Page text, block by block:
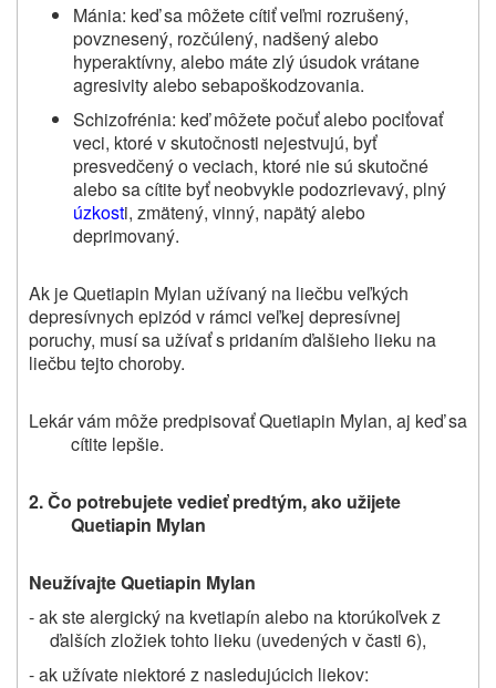
Mánia: keď sa môžete cítiť veľmi rozrušený,
povznesený, rozčúlený, nadšený alebo
hyperaktívny, alebo máte zlý úsudok vrátane
agresivity alebo sebapoškodzovania.
Schizofrénia: keď môžete počuť alebo pociťovať
veci, ktoré v skutočnosti nejestvujú, byť
presvedčený o veciach, ktoré nie sú skutočné
alebo sa cítite byť neobvykle podozrievavý, plný
úzkosti, zmätený, vinný, napätý alebo
deprimovaný.
Ak je Quetiapin Mylan užívaný na liečbu veľkých
depresívnych epizód v rámci veľkej depresívnej
poruchy, musí sa užívať s pridaním ďalšieho lieku na
liečbu tejto choroby.
Lekár vám môže predpisovať Quetiapin Mylan, aj keď sa
cítite lepšie.
2.Čo potrebujete vedieť predtým, ako užijete
Quetiapin Mylan
Neužívajte Quetiapin Mylan
- ak ste alergický na kvetiapín alebo na ktorúkoľvek z
ďalších zložiek tohto lieku (uvedených v časti 6),
- ak užívate niektoré z nasledujúcich liekov: